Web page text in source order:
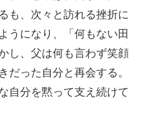
も、次々と訪れる挫折に
うになり、「何もない田
し、父は何も言わず笑顔
った自分と再会する。
自分を黙って支え続けて